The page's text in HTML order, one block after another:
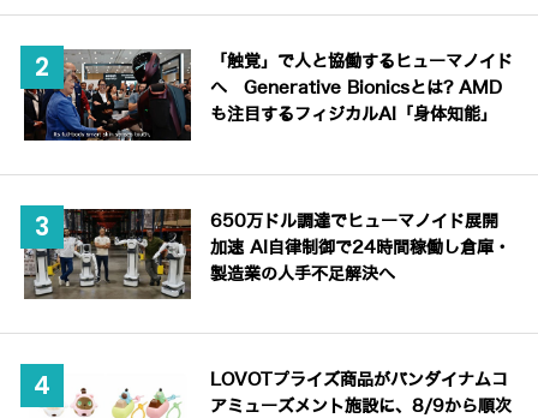
「触覚」で人と協働するヒューマノイド
へ Generative Bionicsとは? AMD
も注目するフィジカルAI「身体知能」
650万ドル調達でヒューマノイド展開
加速 AI自律制御で24時間稼働し倉庫・
製造業の人手不足解決へ
LOVOTプライズ商品がバンダイナムコ
アミューズメント施設に、8/9から順次